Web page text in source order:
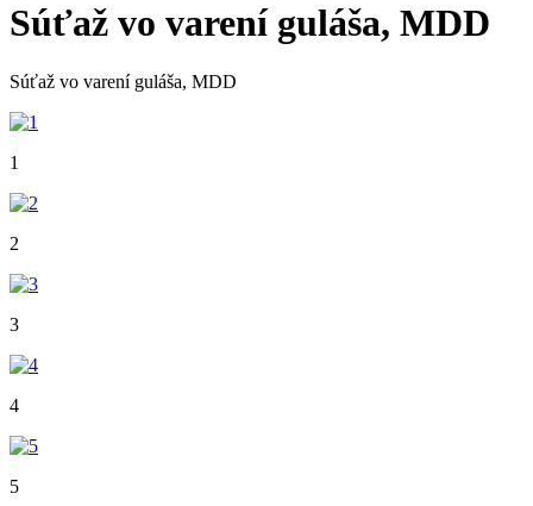
Súťaž vo varení guláša, MDD
Súťaž vo varení guláša, MDD
1
2
3
4
5